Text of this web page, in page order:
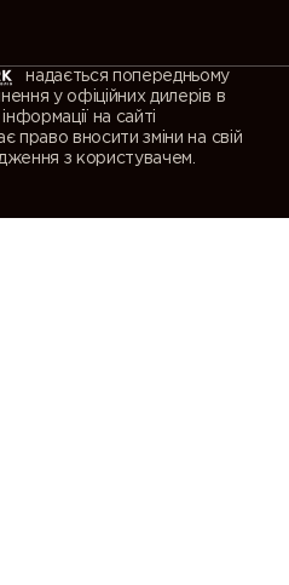
надається попередньому
у офіційних дилерів в
на сайті
право вносити зміни на свій
з користувачем.